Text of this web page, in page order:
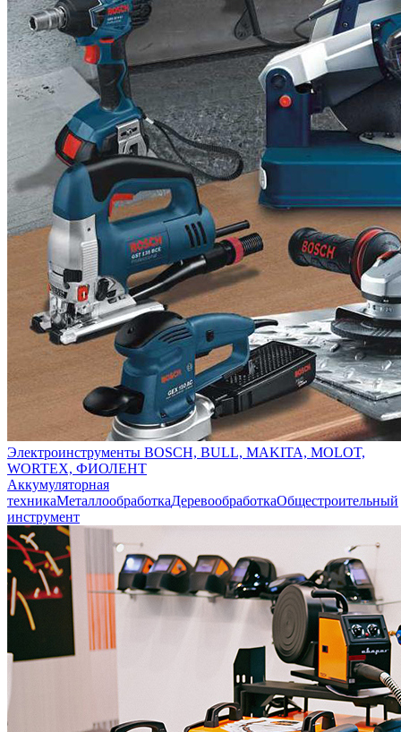
Электроинструменты BOSCH, BULL, MAKITA, MOLOT,
WORTEX, ФИОЛЕНТ
Аккумуляторная
техникаМеталлообработкаДеревообработкаОбщестроительный
инструмент